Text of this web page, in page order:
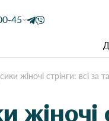
45
жіночі стрінги: всі за
жіночі